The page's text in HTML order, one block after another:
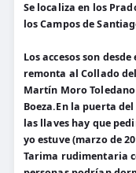
Se localiza en los
los Campos de
Los accesos son
remonta al Collado
Martín Moro
Boeza.En la puerta
las llaves hay que
yo estuve (marzo de
Tarima rudimentaria